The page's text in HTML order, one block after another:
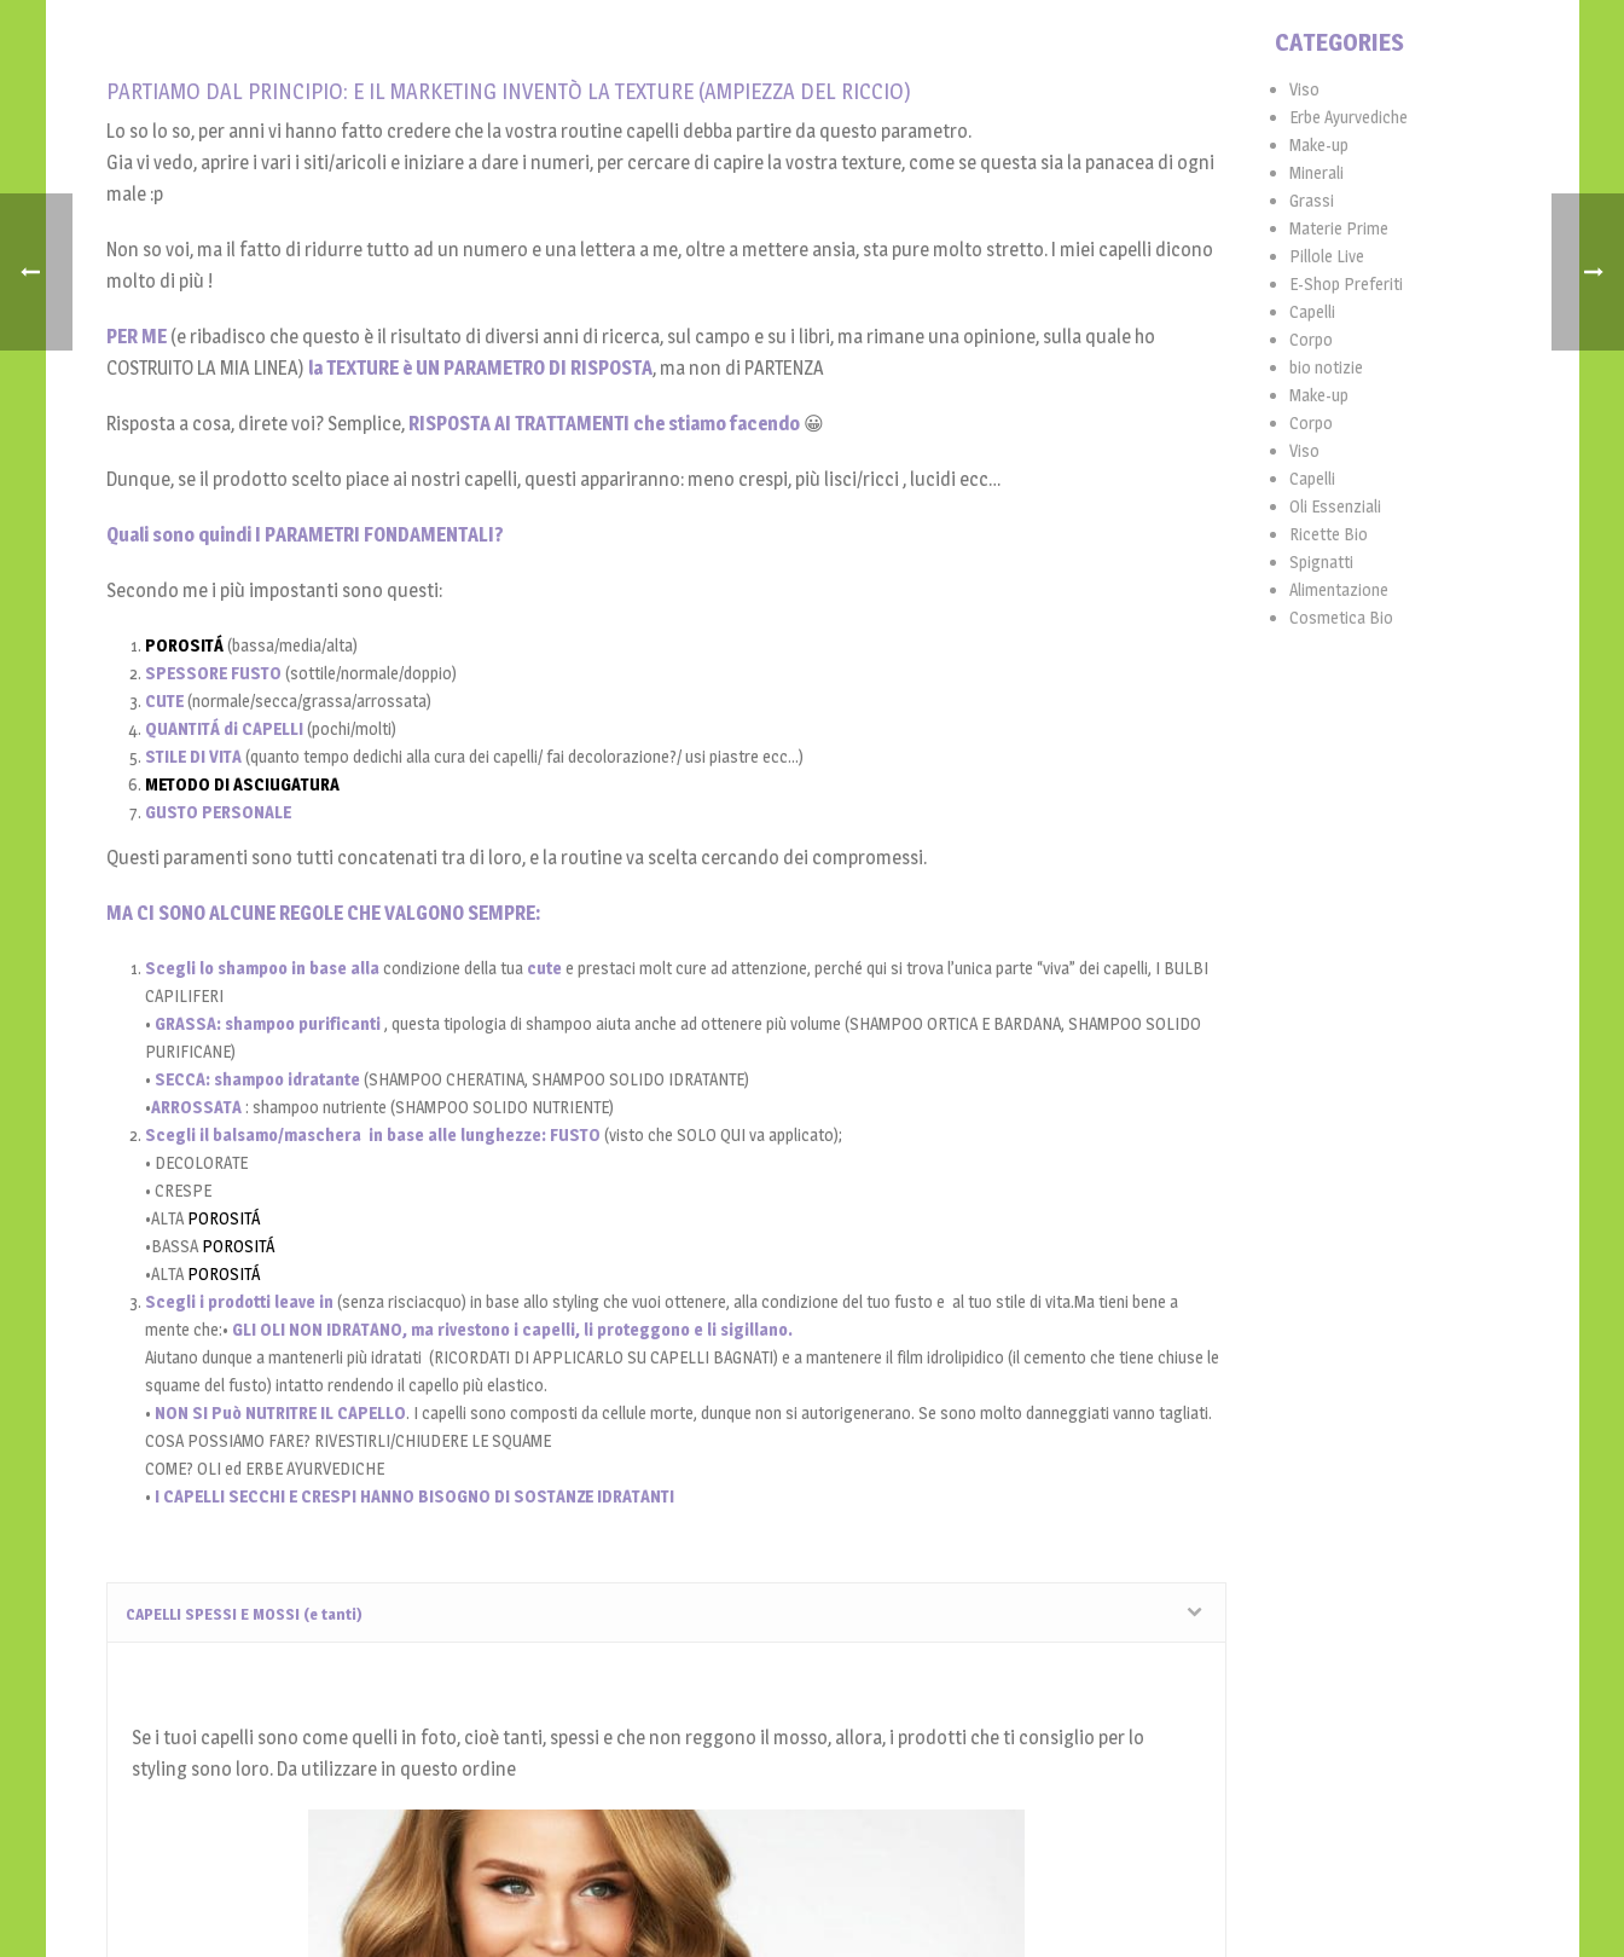
PARTIAMO DAL PRINCIPIO: E IL MARKETING INVENTÒ LA TEXTURE (AMPIEZZA DEL RICCIO)
Lo so lo so, per anni vi hanno fatto credere che la vostra routine capelli debba partire da questo parametro.
Gia vi vedo, aprire i vari i siti/aricoli e iniziare a dare i numeri, per cercare di capire la vostra texture, come se questa sia la panacea di ogni
male :p
Non so voi, ma il fatto di ridurre tutto ad un numero e una lettera a me, oltre a mettere ansia, sta pure molto stretto. I miei capelli dicono
molto di più !
PER ME(e ribadisco che questo è il risultato di diversi anni di ricerca, sul campo e su i libri, ma rimane una opinione, sulla quale ho
COSTRUITO LA MIA LINEA) la TEXTURE è UN PARAMETRO DI RISPOSTA, ma non di PARTENZA
Risposta a cosa, direte voi? Semplice,RISPOSTA AI TRATTAMENTI che stiamo facendo😀
Dunque, se il prodotto scelto piace ai nostri capelli, questi appariranno: meno crespi, più lisci/ricci , lucidi ecc…
Quali sono quindi I PARAMETRI FONDAMENTALI?
Secondo me i più impostanti sono questi:
POROSITÁ(bassa/media/alta)
SPESSORE FUSTO (sottile/normale/doppio)
CUTE(normale/secca/grassa/arrossata)
QUANTITÁ di CAPELLI(pochi/molti)
STILE DI VITA(quanto tempo dedichi alla cura dei capelli/ fai decolorazione?/ usi piastre ecc…)
METODO DI ASCIUGATURA
GUSTO PERSONALE
Questi paramenti sono tutti concatenati tra di loro, e la routine va scelta cercando dei compromessi.
MA CI SONO ALCUNE REGOLE CHE VALGONO SEMPRE:
Scegli lo shampoo in base allacondizione della tua cute e prestaci molt cure ad attenzione, perché qui si trova l’unica parte “viva” dei capelli, I BULBI
CAPILIFERI
• GRASSA: shampoo purificanti, questa tipologia di shampoo aiuta anche ad ottenere più volume (SHAMPOO ORTICA E BARDANA, SHAMPOO SOLIDO
PURIFICANE)
• SECCA: shampoo idratante (SHAMPOO CHERATINA, SHAMPOO SOLIDO IDRATANTE)
•ARROSSATA : shampoo nutriente (SHAMPOO SOLIDO NUTRIENTE)
Scegli il balsamo/maschera in base alle lunghezze: FUSTO (visto che SOLO QUI va applicato);
• DECOLORATE
• CRESPE
•ALTA POROSITÁ
•BASSA POROSITÁ
•ALTA POROSITÁ
Scegli i prodotti leave in (senza risciacquo) in base allo styling che vuoi ottenere, alla condizione del tuo fusto e al tuo stile di vita.Ma tieni bene a
mente che:• GLI OLI NON IDRATANO, ma rivestono i capelli, li proteggono e li sigillano.
Aiutano dunque a mantenerli più idratati (RICORDATI DI APPLICARLO SU CAPELLI BAGNATI) e a mantenere il film idrolipidico (il cemento che tiene chiuse le
squame del fusto) intatto rendendo il capello più elastico.
• NON SI Può NUTRITRE IL CAPELLO. I capelli sono composti da cellule morte, dunque non si autorigenerano. Se sono molto danneggiati vanno tagliati.
COSA POSSIAMO FARE? RIVESTIRLI/CHIUDERE LE SQUAME
COME? OLI ed ERBE AYURVEDICHE
• I CAPELLI SECCHI E CRESPI HANNO BISOGNO DI SOSTANZE IDRATANTI
CAPELLI SPESSI E MOSSI (e tanti)
Se i tuoi capelli sono come quelli in foto, cioè tanti, spessi e che non reggono il mosso, allora, i prodotti che ti consiglio per lo
styling sono loro. Da utilizzare in questo ordine
CATEGORIES
Viso
Erbe Ayurvediche
Make-up
Minerali
Grassi
Materie Prime
Pillole Live
E-Shop Preferiti
Capelli
Corpo
bio notizie
Make-up
Corpo
Viso
Capelli
Oli Essenziali
Ricette Bio
Spignatti
Alimentazione
Cosmetica Bio